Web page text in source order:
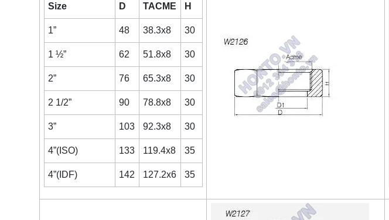
Size D TACME H
1” 48 38.3x8 30
1 ½” 62 51.8x8 30
2” 76 65.3x8 30
2 1/2” 90 78.8x8 30
3” 103 92.3x8 30
4”(ISO) 133 119.4x8 35
4”(IDF) 142 127.2x6 35